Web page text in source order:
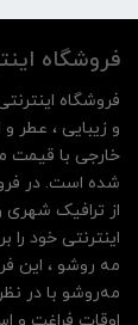
فروشگاه
فروشگاه
و زیبایی ، عطر
خارجی با قیمت
شده است. در
از ترافیک شهری
مه روشو ، این
مه‌رو‌شو با در